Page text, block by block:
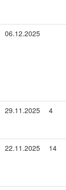
06.12.2025
29.11.2025 4
22.11.2025 14